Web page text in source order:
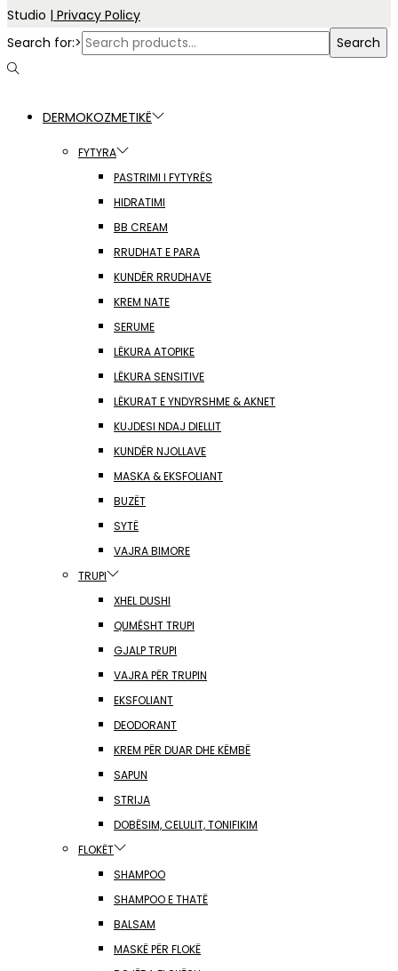
Studio | Privacy Policy
Search for:>
Search
DERMOKOZMETIKË
FYTYRA
PASTRIMI I FYTYRËS
HIDRATIMI
BB CREAM
RRUDHAT E PARA
KUNDËR RRUDHAVE
KREM NATE
SERUME
LËKURA ATOPIKE
LËKURA SENSITIVE
LËKURAT E YNDYRSHME & AKNET
KUJDESI NDAJ DIELLIT
KUNDËR NJOLLAVE
MASKA & EKSFOLIANT
BUZËT
SYTË
VAJRA BIMORE
TRUPI
XHEL DUSHI
QUMËSHT TRUPI
GJALP TRUPI
VAJRA PËR TRUPIN
EKSFOLIANT
DEODORANT
KREM PËR DUAR DHE KËMBË
SAPUN
STRIJA
DOBËSIM, CELULIT, TONIFIKIM
FLOKËT
SHAMPOO
SHAMPOO E THATË
BALSAM
MASKË PËR FLOKË